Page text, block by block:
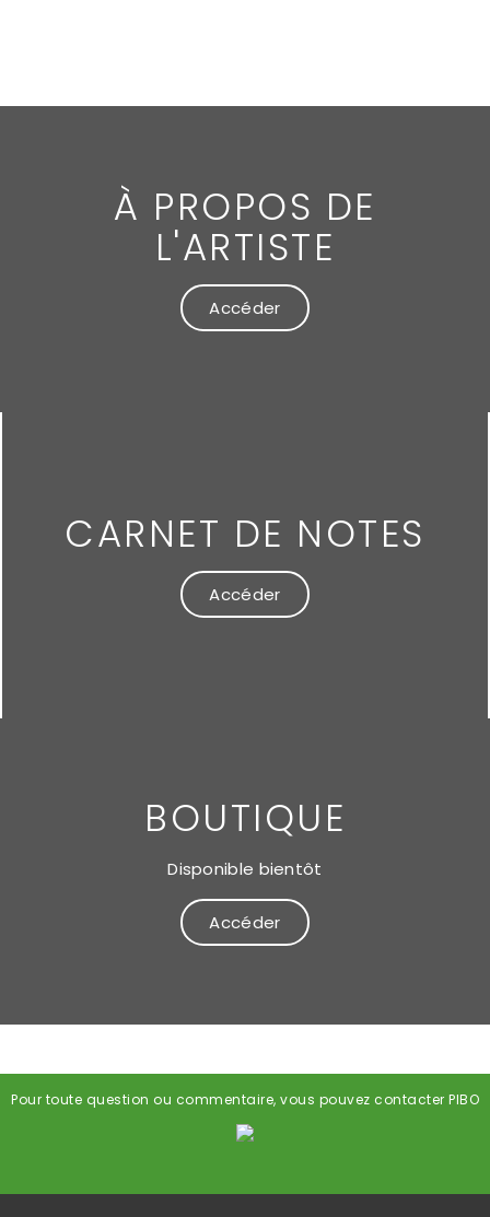
À PROPOS DE
L'ARTISTE
Accéder
CARNET DE NOTES
Accéder
BOUTIQUE
Disponible bientôt
Accéder
Pour toute question ou commentaire, vous pouvez contacter PIBO